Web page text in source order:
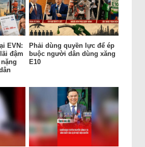
EVN:
đậm
Phải dùng quyền lực để ép
buộc người dân dùng xăng
E10